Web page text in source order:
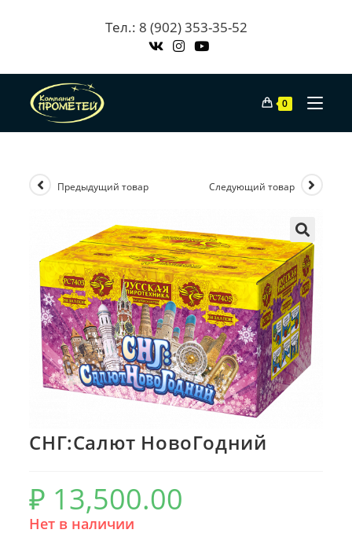
Тел.: 8 (902) 353-35-52
0
Предыдущий товар Следующий товар
СНГ:Салют НовоГодний
₽ 13,500.00
Нет в наличии